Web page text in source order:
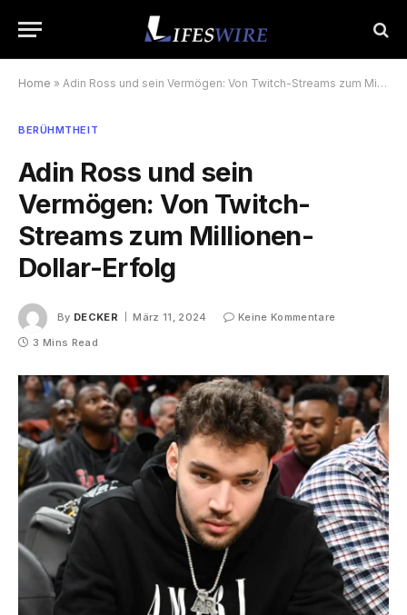
Home » Adin Ross und sein Vermögen: Von Twitch-Streams zum Millionen-Dollar-Erfolg
BERÜHMTHEIT
Adin Ross und sein
Vermögen: Von Twitch-
Streams zum Millionen-
Dollar-Erfolg
By DECKER März 11, 2024
Keine Kommentare
3 Mins Read